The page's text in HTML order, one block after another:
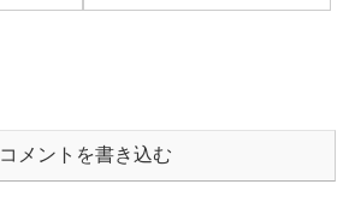
コメントを書き込む